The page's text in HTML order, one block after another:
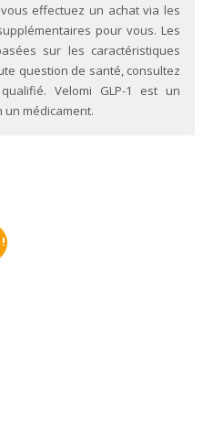
effectuez un achat via les
pour vous. Les
sur les caractéristiques
question de santé, consultez
Velomi GLP-1 est un
un médicament.